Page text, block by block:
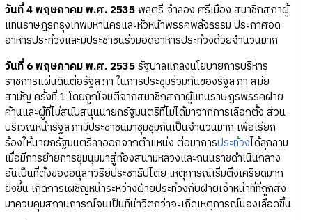
วันที่ 4 พฤษภาคม พ.ศ. 2535 พลตรี จำลอง ศรีเมือง สมาชิกสภาผู้
แทนราษฎรกรุงเทพมหานครและหัวหน้าพรรคพลังธรรม ประกาศอด
อาหารประท้วงและมีประชาชนร่วมอดอาหารประท้วงด้วยจำนวนมาก
วันที่ 6 พฤษภาคม พ.ศ. 2535รัฐบาลแถลงนโยบายการบริหาร
ราชการแผ่นดินต่อรัฐสภา ในการประชุมร่วมกันของรัฐสภา สมัย
สามัญ ครั้งที่ 1 โดยถูกโจมตีจากสมาชิกสภาผู้แทนราษฎรพรรคฝ่าย
ค้านและผู้ที่ไม่สนับสนุนนายกรัฐมนตรีที่ไม่ได้มาจากการเลือกตั้ง ส่วน
บริเวณหน้ารัฐสภามีประชาชนมาชุมชุมกันเป็นจำนวนมาก เพื่อเรียก
ร้องให้นายกรัฐมนตรีลาออกจากตำแหน่ง ต่อมาการประท้วงได้ลุกลาม
เมื่อมีการย้ายการชุมนุมมาสู่ท้องสนามหลวงและถนนราชดำเนินกลาง
อันเป็นที่ตั้งของอนุสาวรีย์ประชาธิปไตย เหตุการณ์เริ่มตึงเครียดมาก
ยิ่งขึ้น เกิดการเผชิญหน้าระหว่างฝ่ายประท้วงกับฝ่ายเจ้าหน้าที่ที่ถูกส่ง
มาควบคุมสถานการณ์จนเป็นที่น่าวิตกว่าจะเกิดเหตุการณ์นองเลือดขึ้น